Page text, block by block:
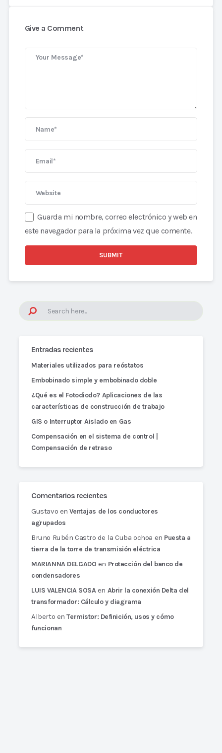
Entradas recientes
Materiales utilizados para reóstatos
Embobinado simple y embobinado doble
¿Qué es el Fotodiodo? Aplicaciones de las
características de construcción de trabajo
GIS o Interruptor Aislado en Gas
Compensación en el sistema de control |
Compensación de retraso
Comentarios recientes
Gustavo enVentajas de los conductores
agrupados
Bruno Rubén Castro de la Cuba ochoa en Puesta a
tierra de la torre de transmisión eléctrica
MARIANNA DELGADO en Protección del banco de
condensadores
LUIS VALENCIA SOSAen Abrir la conexión Delta del
transformador: Cálculo y diagrama
Alberto enTermistor: Definición, usos y cómo
funcionan
Give a Comment
Guarda mi nombre, correo electrónico y web en
este navegador para la próxima vez que comente.